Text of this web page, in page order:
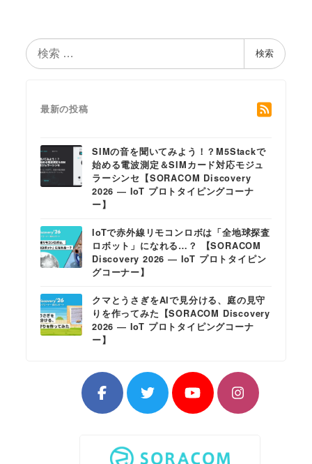
検
索
検索
最新の投稿
SIMの音を聞いてみよう！？M5Stackで
始める電波測定＆SIMカード対応モジュ
ラーシンセ【SORACOM Discovery
2026 ― IoT プロトタイピングコーナ
ー】
IoTで赤外線リモコンロボは「全地球探査
ロボット」になれる…？ 【SORACOM
Discovery 2026 ― IoT プロトタイピン
グコーナー】
クマとうさぎをAIで見分ける、庭の見守
りを作ってみた【SORACOM Discovery
2026 ― IoT プロトタイピングコーナ
ー】